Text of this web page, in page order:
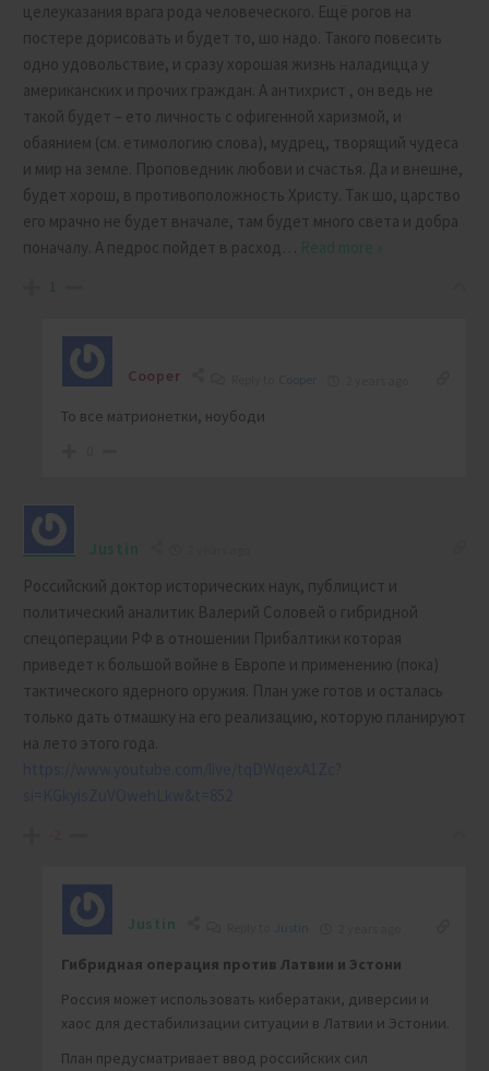
целеуказания врага рода человеческого. Ещё рогов на
постере дорисовать и будет то, шо надо. Такого повесить
одно удовольствие, и сразу хорошая жизнь наладицца у
американских и прочих граждан. А антихрист , он ведь не
такой будет – ето личность с офигенной харизмой, и
обаянием (см. етимологию слова), мудрец, творящий чудеса
и мир на земле. Проповедник любови и счастья. Да и внешне,
будет хорош, в противоположность Христу. Так шо, царство
его мрачно не будет вначале, там будет много света и добра
поначалу. А педрос пойдет в расход
Read more »
1
Cooper Cooper
То все матрионетки, ноубоди
Justin
Российский доктор исторических наук, публицист и
политический аналитик Валерий Соловей о гибридной
спецоперации РФ в отношении Прибалтики которая
приведет к большой войне в Европе и применению (пока)
тактического ядерного оружия. План уже готов и осталась
только дать отмашку на его реализацию, которую планируют
на лето этого года.
Justin Justin
Гибридная операция против Латвии и Эстони
Россия может использовать кибератаки, диверсии и
хаос для дестабилизации ситуации в Латвии и Эстонии.
План предусматривает ввод российских сил